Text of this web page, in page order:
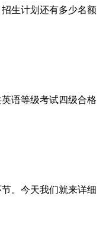
生计划还有多少名额
语等级考试四级合格
。今天我们就来详细